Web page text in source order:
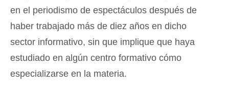
en el periodismo de espectáculos después de
haber trabajado más de diez años en dicho
sector informativo, sin que implique que haya
estudiado en algún centro formativo cómo
especializarse en la materia.